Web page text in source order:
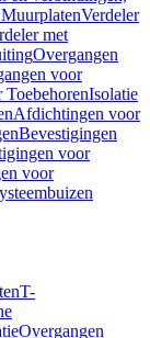
Verdeler
met
Overgangen
voor
ToebehorenIsolatie
Afdichtingen voor
Bevestigingen
voor
voor
T-
Overgangen